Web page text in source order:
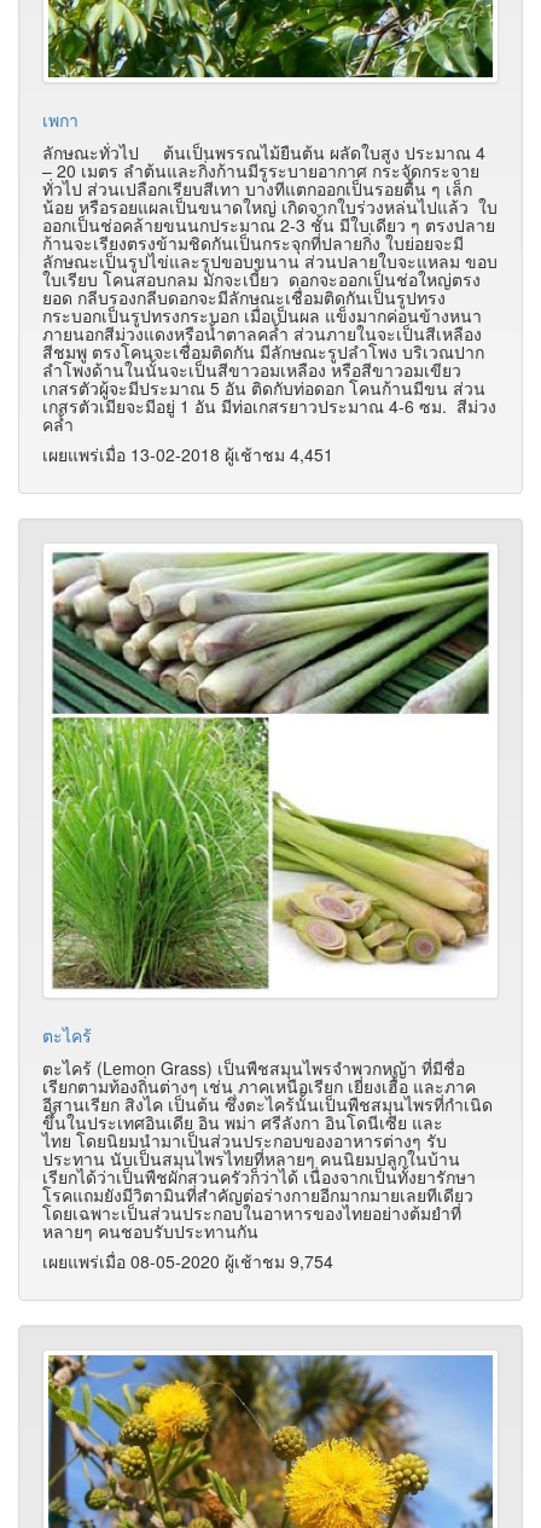
เพกา
ลักษณะทั่วไป ต้นเป็นพรรณไม้ยืนต้น ผลัดใบสูง ประมาณ 4
– 20 เมตร ลำต้นและกิ่งก้านมีรูระบายอากาศ กระจัดกระจาย
ทั่วไป ส่วนเปลือกเรียบสีเทา บางทีแตกออกเป็นรอยตื้น ๆ เล็ก
น้อย หรือรอยแผลเป็นขนาดใหญ่ เกิดจากใบร่วงหล่นไปแล้ว ใบ
ออกเป็นช่อคล้ายขนนกประมาณ 2-3 ชั้น มีใบเดียว ๆ ตรงปลาย
ก้านจะเรียงตรงข้ามชิดกันเป็นกระจุกที่ปลายกิ่ง ใบย่อยจะมี
ลักษณะเป็นรูปไข่และรูปขอบขนาน ส่วนปลายใบจะแหลม ขอบ
ใบเรียบ โคนสอบกลม มักจะเบี้ยว ดอกจะออกเป็นช่อใหญ่ตรง
ยอด กลีบรองกลีบดอกจะมีลักษณะเชื่อมติดกันเป็นรูปทรง
กระบอกเป็นรูปทรงกระบอก เมื่อเป็นผล แข็งมากค่อนข้างหนา
ภายนอกสีม่วงแดงหรือน้ำตาลคล้ำ ส่วนภายในจะเป็นสีเหลือง
สีชมพู ตรงโคนจะเชื่อมติดกัน มีลักษณะรูปลำโพง บริเวณปาก
ลำโพงด้านในนั้นจะเป็นสีขาวอมเหลือง หรือสีขาวอมเขียว
เกสรตัวผู้จะมีประมาณ 5 อัน ติดกับท่อดอก โคนก้านมีขน ส่วน
เกสรตัวเมียจะมีอยู่ 1 อัน มีท่อเกสรยาวประมาณ 4-6 ซม. สีม่วง
คล้ำ
เผยแพร่เมื่อ 13-02-2018 ผู้เช้าชม 4,451
ตะไคร้
ตะไคร้ (Lemon Grass) เป็นพืชสมุนไพรจำพวกหญ้า ที่มีชื่อ
เรียกตามท้องถิ่นต่างๆ เช่น ภาคเหนือเรียก เยี่ยงเฮื้อ และภาค
อีสานเรียก สิงไค เป็นต้น ซึ่งตะไคร้นั้นเป็นพืชสมุนไพรที่กำเนิด
ขึ้นในประเทศอินเดีย อิน พม่า ศรีลังกา อินโดนีเซีย และ
ไทย โดยนิยมนำมาเป็นส่วนประกอบของอาหารต่างๆ รับ
ประทาน นับเป็นสมุนไพรไทยที่หลายๆ คนนิยมปลูกในบ้าน
เรียกได้ว่าเป็นพืชผักสวนครัวก็ว่าได้ เนื่องจากเป็นทั้งยารักษา
โรคแถมยังมีวิตามินที่สำคัญต่อร่างกายอีกมากมายเลยทีเดียว
โดยเฉพาะเป็นส่วนประกอบในอาหารของไทยอย่างต้มยำที่
หลายๆ คนชอบรับประทานกัน
เผยแพร่เมื่อ 08-05-2020 ผู้เช้าชม 9,754